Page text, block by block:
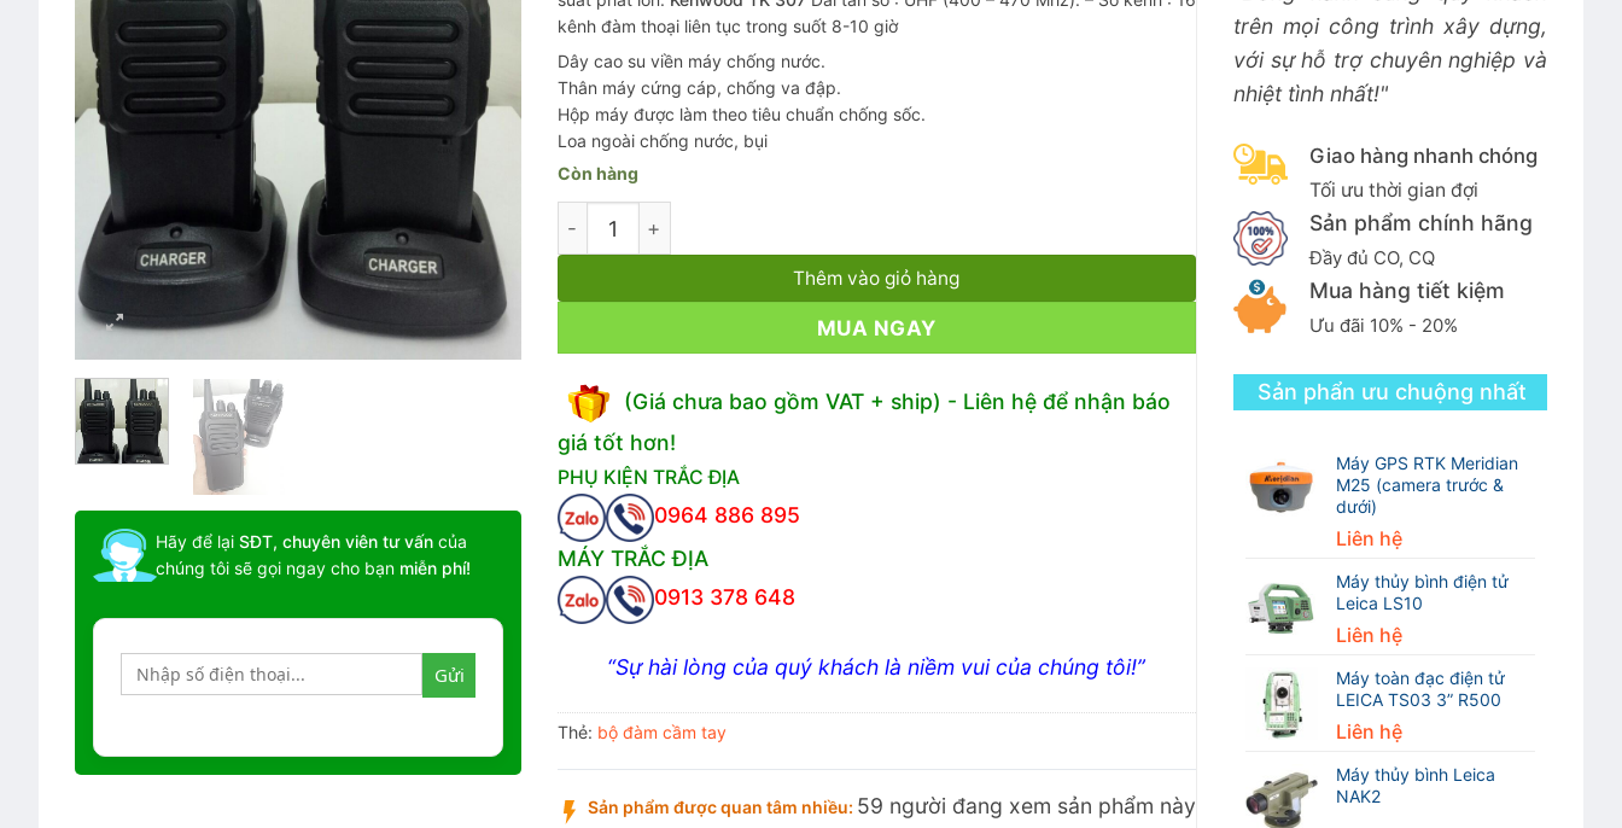
trên mọi công trình xây dựng,
với sự hỗ trợ chuyên nghiệp và
nhiệt tình nhất!"
Giao hàng nhanh chóng
Tối ưu thời gian đợi
Sản phẩm chính hãng
Đầy đủ CO, CQ
Mua hàng tiết kiệm
Ưu đãi 10% - 20%
Sản phẩn ưu chuộng nhất
Máy GPS RTK Meridian
M25 (camera trước &
dưới)
Liên hệ
Máy thủy bình điện tử
Leica LS10
Liên hệ
Máy toàn đạc điện tử
LEICA TS03 3” R500
Liên hệ
Máy thủy bình Leica
NAK2
Hãy để lại SĐT, chuyên viên tư vấn của
chúng tôi sẽ gọi ngay cho bạn miễn phí!
kênh đàm thoại liên tục trong suốt 8-10 giờ
Dây cao su viền máy chống nước.
Thân máy cứng cáp, chống va đập.
Hộp máy được làm theo tiêu chuẩn chống sốc.
Loa ngoài chống nước, bụi
Còn hàng
Máy bộ đàm Kenwood TK 307 số lượng
Thêm vào giỏ hàng
MUA NGAY
(Giá chưa bao gồm VAT + ship) - Liên hệ để nhận báo
giá tốt hơn!
PHỤ KIỆN TRẮC ĐỊA
0964 886 895
MÁY TRẮC ĐỊA
0913 378 648
“Sự hài lòng của quý khách là niềm vui của chúng tôi!”
Thẻ: bộ đàm cầm tay
Sản phẩm được quan tâm nhiều: 59 người đang xem sản phẩm này